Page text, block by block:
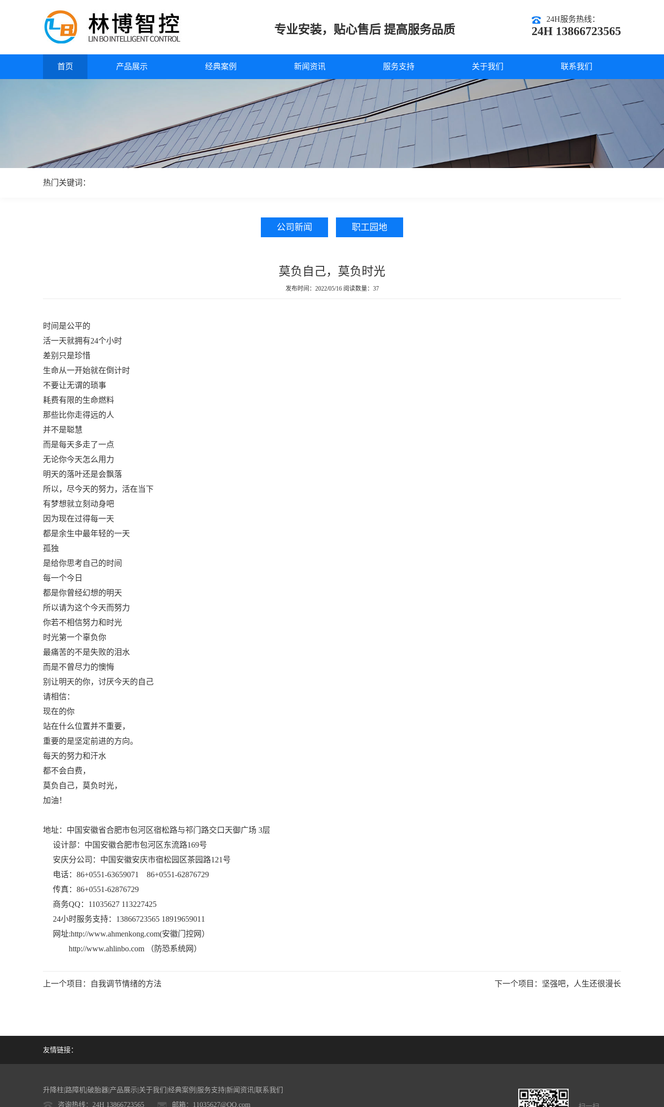
专业安装，贴心售后 提高服务品质
24H服务热线：
24H 13866723565
首页 产品展示 经典案例 新闻资讯 服务支持 关于我们 联系我们
热门关键词：
公司新闻 职工园地
莫负自己，莫负时光
发布时间：2022/05/16 阅读数量：37
时间是公平的
活一天就拥有24个小时
差别只是珍惜
生命从一开始就在倒计时
不要让无谓的琐事
耗费有限的生命燃料
那些比你走得远的人
并不是聪慧
而是每天多走了一点
无论你今天怎么用力
明天的落叶还是会飘落
所以，尽今天的努力，活在当下
有梦想就立刻动身吧
因为现在过得每一天
都是余生中最年轻的一天
孤独
是给你思考自己的时间
每一个今日
都是你曾经幻想的明天
所以请为这个今天而努力
你若不相信努力和时光
时光第一个辜负你
最痛苦的不是失败的泪水
而是不曾尽力的懊悔
别让明天的你，讨厌今天的自己
请相信：
现在的你
站在什么位置并不重要，
重要的是坚定前进的方向。
每天的努力和汗水
都不会白费，
莫负自己，莫负时光，
加油！
地址：中国安徽省合肥市包河区宿松路与祁门路交口天御广场 3层
设计部：中国安徽合肥市包河区东流路169号
安庆分公司：中国安徽安庆市宿松园区茶园路121号
电话：86+0551-63659071 86+0551-62876729
传真：86+0551-62876729
商务QQ：11035627 113227425
24小时服务支持：13866723565 18919659011
网址:http://www.ahmenkong.com(安徽门控网）
http://www.ahlinbo.com （防恐系统网）
上一个项目： 自我调节情绪的方法 下一个项目： 坚强吧，人生还很漫长
友情链接：
升降柱 路障机 破胎器 产品展示 关于我们 经典案例 服务支持 新闻资讯 联系我们
咨询热线：24H 13866723565
邮箱：11035627@QQ.com